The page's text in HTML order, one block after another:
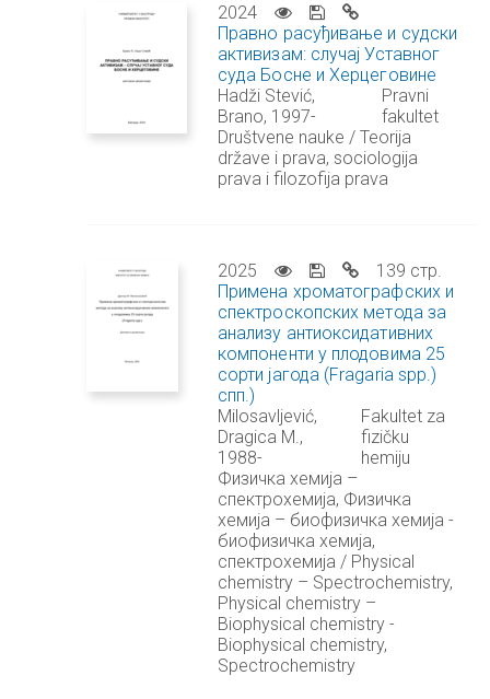
2024
Правно расуђивање и судски
активизам: случај Уставног
суда Босне и Херцеговине
Hadži Stević,
Brano, 1997-
Pravni
fakultet
Društvene nauke / Teorija
države i prava, sociologija
prava i filozofija prava
2025
139 стр.
Примена хроматографских и
спектроскопских метода за
анализу антиоксидативних
компоненти у плодовима 25
сорти јагода (Fragaria spp.)
спп.)
Milosavljević,
Dragica M.,
1988-
Fakultet za
fizičku
hemiju
Физичка хемија –
спектрохемија, Физичка
хемија – биофизичка хемија -
биофизичка хемија,
спектрохемија / Physical
chemistry – Spectrochemistry,
Physical chemistry –
Biophysical chemistry -
Biophysical chemistry,
Spectrochemistry